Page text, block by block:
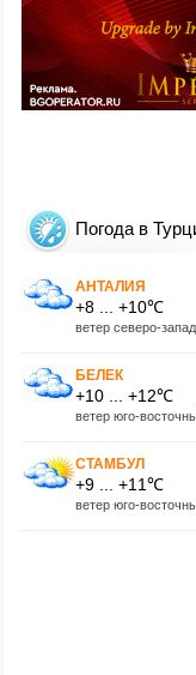
Погода в
АНТАЛИЯ
+8 ... +10℃
ветер северо-
БЕЛЕК
+10 ... +12℃
ветер юго-
СТАМБУЛ
+9 ... +11℃
ветер юго-